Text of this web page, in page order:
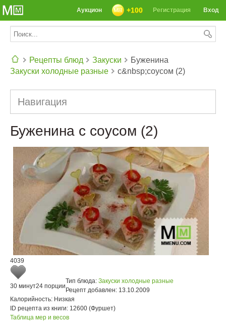
Вход
Регистрация
+100
Аукцион
Рецепты блюд
Закуски
Закуски холодные разные
Буженина
с&nbsp;соусом (2)
Навигация
Буженина с соусом (2)
4039
30 минут24 порции
Тип блюда: Закуски холодные разные
Рецепт добавлен: 13.10.2009
Калорийность: Низкая
ID рецепта из книги: 12600 (Фуршет)
Таблица мер и весов